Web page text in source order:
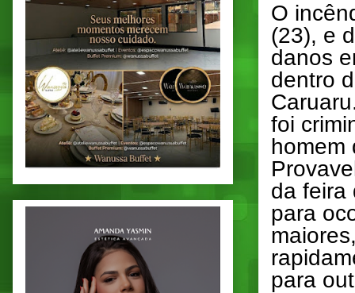
O
(23), e
danos
dentro
foi
homem
da feira
para
para